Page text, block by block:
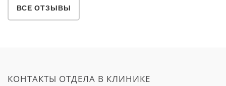
ВСЕ ОТЗЫВЫ
КОНТАКТЫ ОТДЕЛА В КЛИНИКЕ